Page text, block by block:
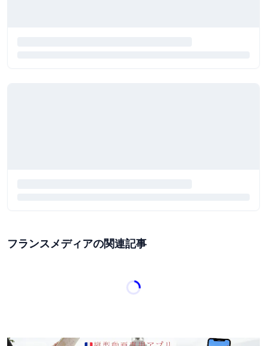
フランスメディアの関連記事